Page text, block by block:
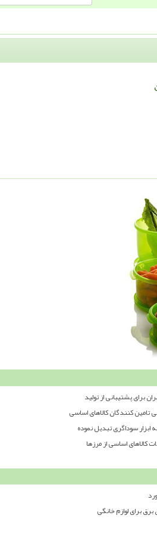
برای پشتیبانی از تولید
ابزار سوداگری تبدیل نموده
برای لوازم خانگی